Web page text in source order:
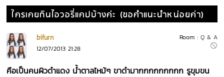
ใครเคยกินไอวอรี่แคปบ้างค่ะ (ขอคำแนะนำหน่อยค่า)
Room : Q & A
bifurn
12/07/2013 21:28
คือเป็นคนผิวดำแดง น้ำตาลไหม้ๆ ขาดำมากกกกกกกกก รูขุมขน